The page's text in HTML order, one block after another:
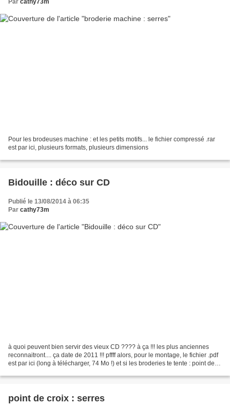
Par cathy73m
Pour les brodeuses machine : et les petits motifs... le fichier compressé .rar
est par ici, plusieurs formats, plusieurs dimensions
Bidouille : déco sur CD
Publié le 13/08/2014 à 06:35
Par cathy73m
à quoi peuvent bien servir des vieux CD ???? à ça !!! les plus anciennes
reconnaitront.... ça date de 2011 !!! pffff alors, pour le montage, le fichier .pdf
est par ici (long à télécharger, 74 Mo !) et si les broderies te tente : point de
point de croix : serres